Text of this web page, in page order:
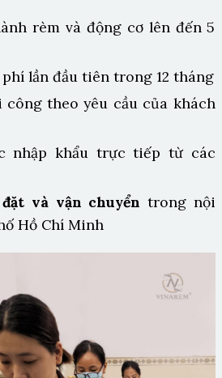
rèm và động cơ lên đến 5
lần đầu tiên trong 12 tháng
theo yêu cầu của khách
nhập khẩu trực tiếp từ các
và vận chuyển trong nội
Hồ Chí Minh